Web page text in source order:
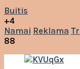
Buitis
+4
Namai Reklama
88